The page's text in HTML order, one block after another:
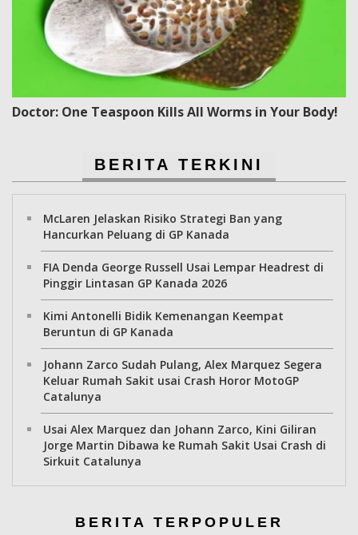
Doctor: One Teaspoon Kills All Worms in Your Body!
BERITA TERKINI
McLaren Jelaskan Risiko Strategi Ban yang
Hancurkan Peluang di GP Kanada
FIA Denda George Russell Usai Lempar Headrest di
Pinggir Lintasan GP Kanada 2026
Kimi Antonelli Bidik Kemenangan Keempat
Beruntun di GP Kanada
Johann Zarco Sudah Pulang, Alex Marquez Segera
Keluar Rumah Sakit usai Crash Horor MotoGP
Catalunya
Usai Alex Marquez dan Johann Zarco, Kini Giliran
Jorge Martin Dibawa ke Rumah Sakit Usai Crash di
Sirkuit Catalunya
BERITA TERPOPULER